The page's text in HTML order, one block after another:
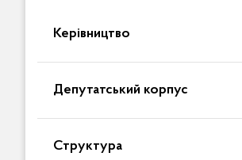
Керівництво
Депутатський корпус
Структура